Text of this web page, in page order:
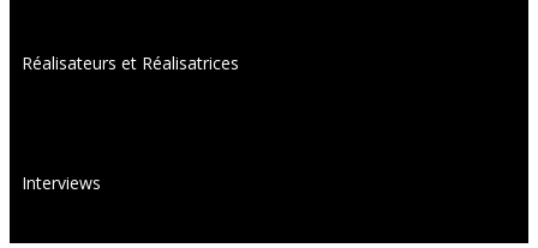
Réalisateurs et Réalisatrices
Interviews